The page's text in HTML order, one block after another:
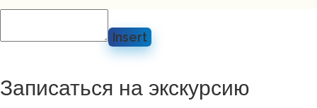
Insert
Записаться на экскурсию